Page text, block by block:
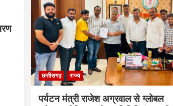
छत्तीसगढ़ राज्य
पर्यटन मंत्री राजेश अग्रवाल से ग्लोबल